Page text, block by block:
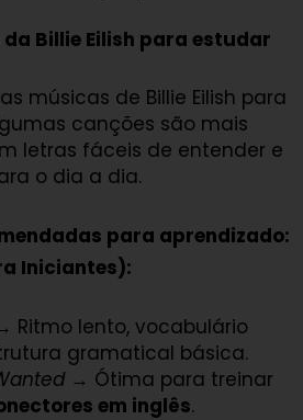
Billie Eilish para estudar
músicas de Billie Eilish para
canções são mais
letras fáceis de entender e
o dia a dia.
para aprendizado:
Iniciantes):
Ritmo lento, vocabulário
gramatical básica.
→ Ótima para treinar
em inglês.